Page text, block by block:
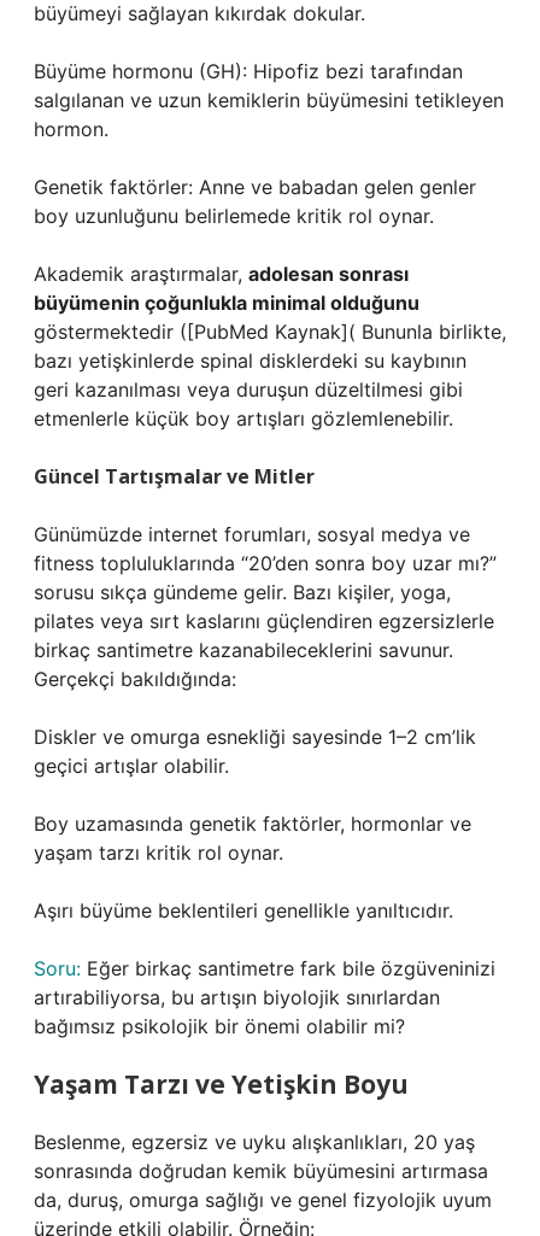
büyümeyi sağlayan kıkırdak dokular.
Büyüme hormonu (GH): Hipofiz bezi tarafından
salgılanan ve uzun kemiklerin büyümesini tetikleyen
hormon.
Genetik faktörler: Anne ve babadan gelen genler
boy uzunluğunu belirlemede kritik rol oynar.
Akademik araştırmalar, adolesan sonrası
büyümenin çoğunlukla minimal olduğunu
göstermektedir ([PubMed Kaynak]( Bununla birlikte,
bazı yetişkinlerde spinal disklerdeki su kaybının
geri kazanılması veya duruşun düzeltilmesi gibi
etmenlerle küçük boy artışları gözlemlenebilir.
Güncel Tartışmalar ve Mitler
Günümüzde internet forumları, sosyal medya ve
fitness topluluklarında “20’den sonra boy uzar mı?”
sorusu sıkça gündeme gelir. Bazı kişiler, yoga,
pilates veya sırt kaslarını güçlendiren egzersizlerle
birkaç santimetre kazanabileceklerini savunur.
Gerçekçi bakıldığında:
Diskler ve omurga esnekliği sayesinde 1–2 cm’lik
geçici artışlar olabilir.
Boy uzamasında genetik faktörler, hormonlar ve
yaşam tarzı kritik rol oynar.
Aşırı büyüme beklentileri genellikle yanıltıcıdır.
Soru: Eğer birkaç santimetre fark bile özgüveninizi
artırabiliyorsa, bu artışın biyolojik sınırlardan
bağımsız psikolojik bir önemi olabilir mi?
Yaşam Tarzı ve Yetişkin Boyu
Beslenme, egzersiz ve uyku alışkanlıkları, 20 yaş
sonrasında doğrudan kemik büyümesini artırmasa
da, duruş, omurga sağlığı ve genel fizyolojik uyum
üzerinde etkili olabilir. Örneğin: